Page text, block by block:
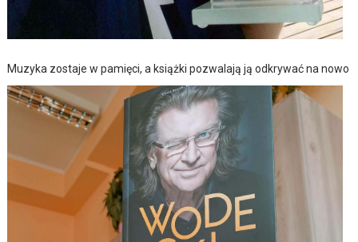
Muzyka zostaje w pamięci, a książki pozwalają ją odkrywać na nowo